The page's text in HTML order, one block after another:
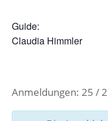
Guide:
Claudia Himmler
Anmeldungen: 25 /